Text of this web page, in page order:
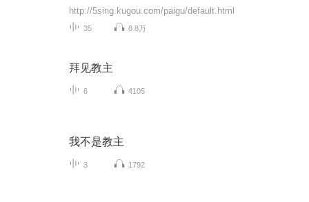
http://5sing.kugou.com/paigu/default.html
35 8.8万
拜见教主
6 4105
我不是教主
3 1792